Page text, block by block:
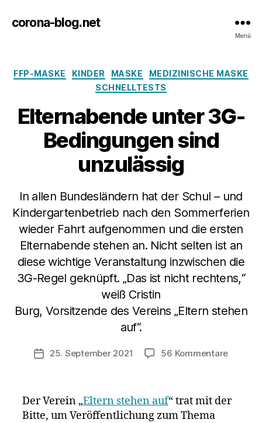
corona-blog.net
Menü
Kategorien
FFP-MASKE KINDER MASKE
MEDIZINISCHE MASKE
SCHNELLTESTS
Elternabende unter 3G-
Bedingungen sind
unzulässig
In allen Bundesländern hat der Schul – und
Kindergartenbetrieb nach den Sommerferien
wieder Fahrt aufgenommen und die ersten
Elternabende stehen an. Nicht selten ist an
diese wichtige Veranstaltung inzwischen die
3G-Regel geknüpft. „Das ist nicht rechtens,“
weiß Cristin
Burg, Vorsitzende des Vereins „Eltern stehen
auf“.
Veröffentlichungsdatum
25. September 2021 56 Kommentarezu
Der Verein „Eltern stehen auf“ trat mit der
Bitte, um Veröffentlichung zum Thema